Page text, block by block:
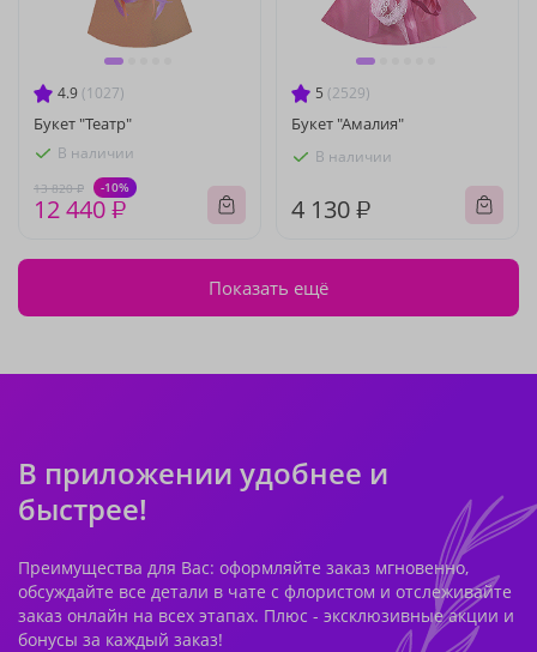
4.9 (1027)
Букет "Театр"
В наличии
13 820 ₽ -10%
12 440 ₽
5 (2529)
Букет "Амалия"
В наличии
4 130 ₽
Показать ещё
В приложении удобнее и
быстрее!
Преимущества для Вас: оформляйте заказ мгновенно,
обсуждайте все детали в чате с флористом и отслеживайте
заказ онлайн на всех этапах. Плюс - эксклюзивные акции и
бонусы за каждый заказ!